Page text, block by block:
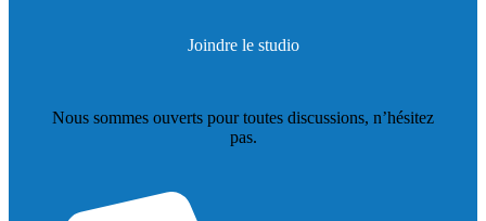
Joindre le studio
Nous sommes ouverts pour toutes discussions, n’hésitez
pas.